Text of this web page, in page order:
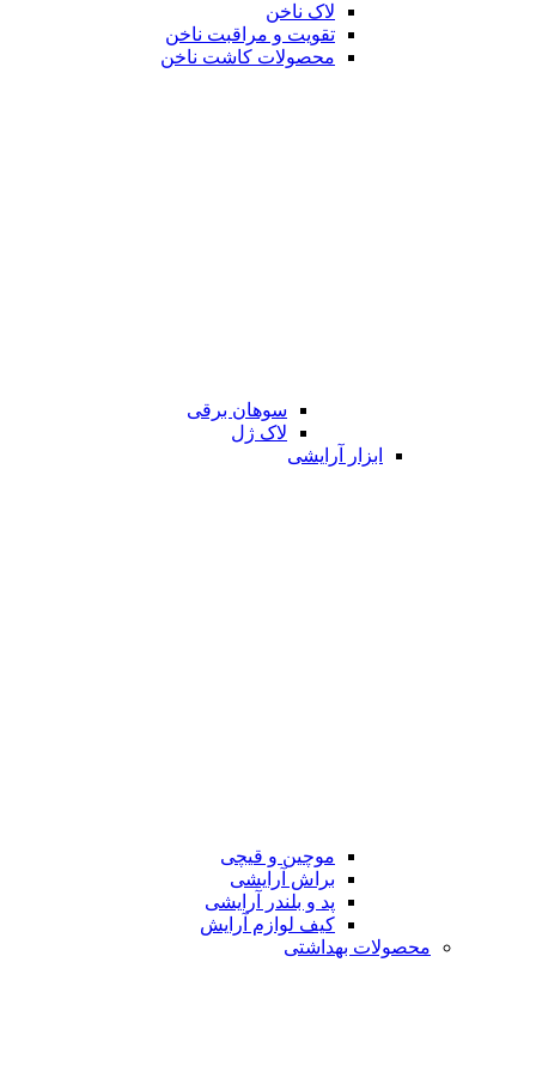
لاک ناخن
تقویت و مراقبت ناخن
محصولات کاشت ناخن
سوهان برقی
لاک ژل
ابزار آرایشی
موچین و قیچی
براش آرایشی
پد و بلندر آرایشی
کیف لوازم آرایش
محصولات بهداشتی